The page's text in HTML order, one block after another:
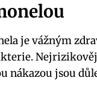
je vážným
nákazou jsou